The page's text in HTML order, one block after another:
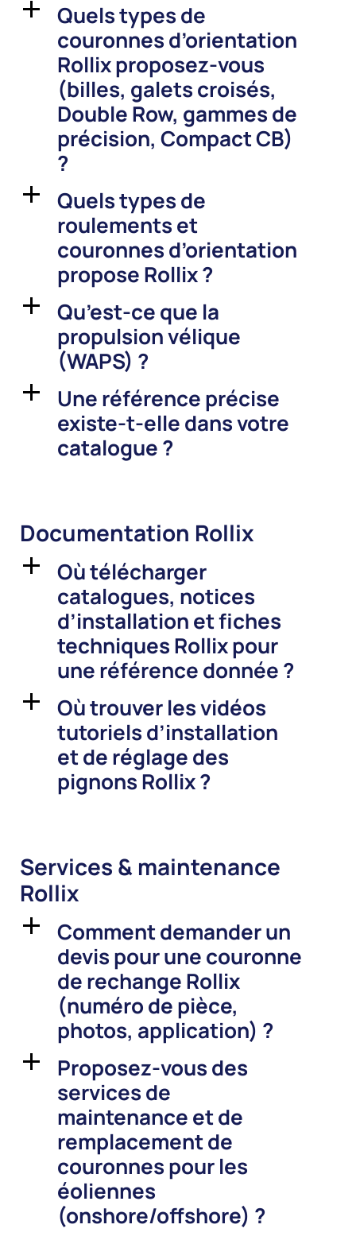
a
Quels types de
couronnes d’orientation
Rollix proposez-vous
(billes, galets croisés,
Double Row, gammes de
précision, Compact CB)
?
a
Quels types de
roulements et
couronnes d’orientation
propose Rollix ?
a
Qu’est-ce que la
propulsion vélique
(WAPS) ?
a
Une référence précise
existe-t-elle dans votre
catalogue ?
Documentation Rollix
a
Où télécharger
catalogues, notices
d’installation et fiches
techniques Rollix pour
une référence donnée ?
a
Où trouver les vidéos
tutoriels d’installation
et de réglage des
pignons Rollix ?
Services & maintenance
Rollix
a
Comment demander un
devis pour une couronne
de rechange Rollix
(numéro de pièce,
photos, application) ?
a
Proposez-vous des
services de
maintenance et de
remplacement de
couronnes pour les
éoliennes
(onshore/offshore) ?